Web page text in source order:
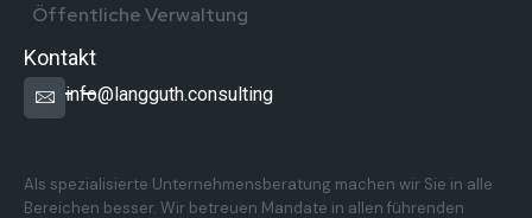
Öffentliche Verwaltung
Kontakt
info@langguth.consulting
Als spezialisierte Unternehmensberatung machen wir Sie in alle
Bereichen besser. Wir betreuen Mandate in allen führenden